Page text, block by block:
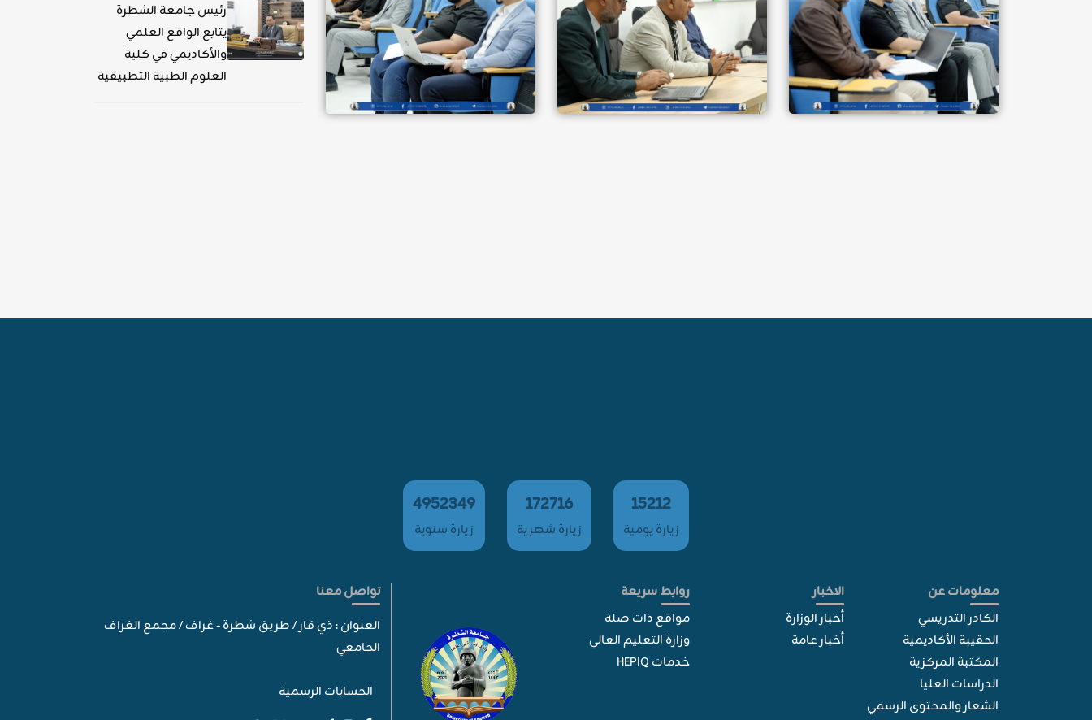
رئيس جامعة الشطرة
يتابع الواقع العلمي
والأكاديمي في كلية
العلوم الطبية التطبيقية
15212
زيارة يومية
172716
زيارة شهرية
4952349
زيارة سنوية
معلومات عن
الكادر التدريسي
الحقيبة الأكاديمية
المكتبة المركزية
الدراسات العليا
الشعار والمحتوى الرسمي
الاخبار
أخبار الوزارة
أخبار عامة
روابط سريعة
مواقع ذات صلة
وزارة التعليم العالي
خدمات HEPIQ
تواصل معنا
العنوان : ذي قار / طريق شطرة - غراف / مجمع الغراف
الجامعي
الحسابات الرسمية